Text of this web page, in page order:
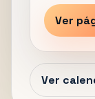
Ver
Ver